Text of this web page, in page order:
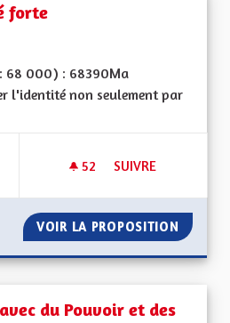
forte
68 000) : 68390Ma
l'identité non seulement par
52 52 ABONNÉS
SUIVRE
VOIR LA PROPOSITION UNE
du Pouvoir et des